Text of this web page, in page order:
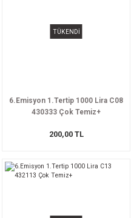
TÜKENDİ
6.Emisyon 1.Tertip 1000 Lira C08
430333 Çok Temiz+
200,00 TL